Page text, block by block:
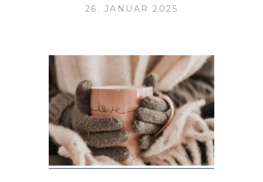
26. JANUAR 2025